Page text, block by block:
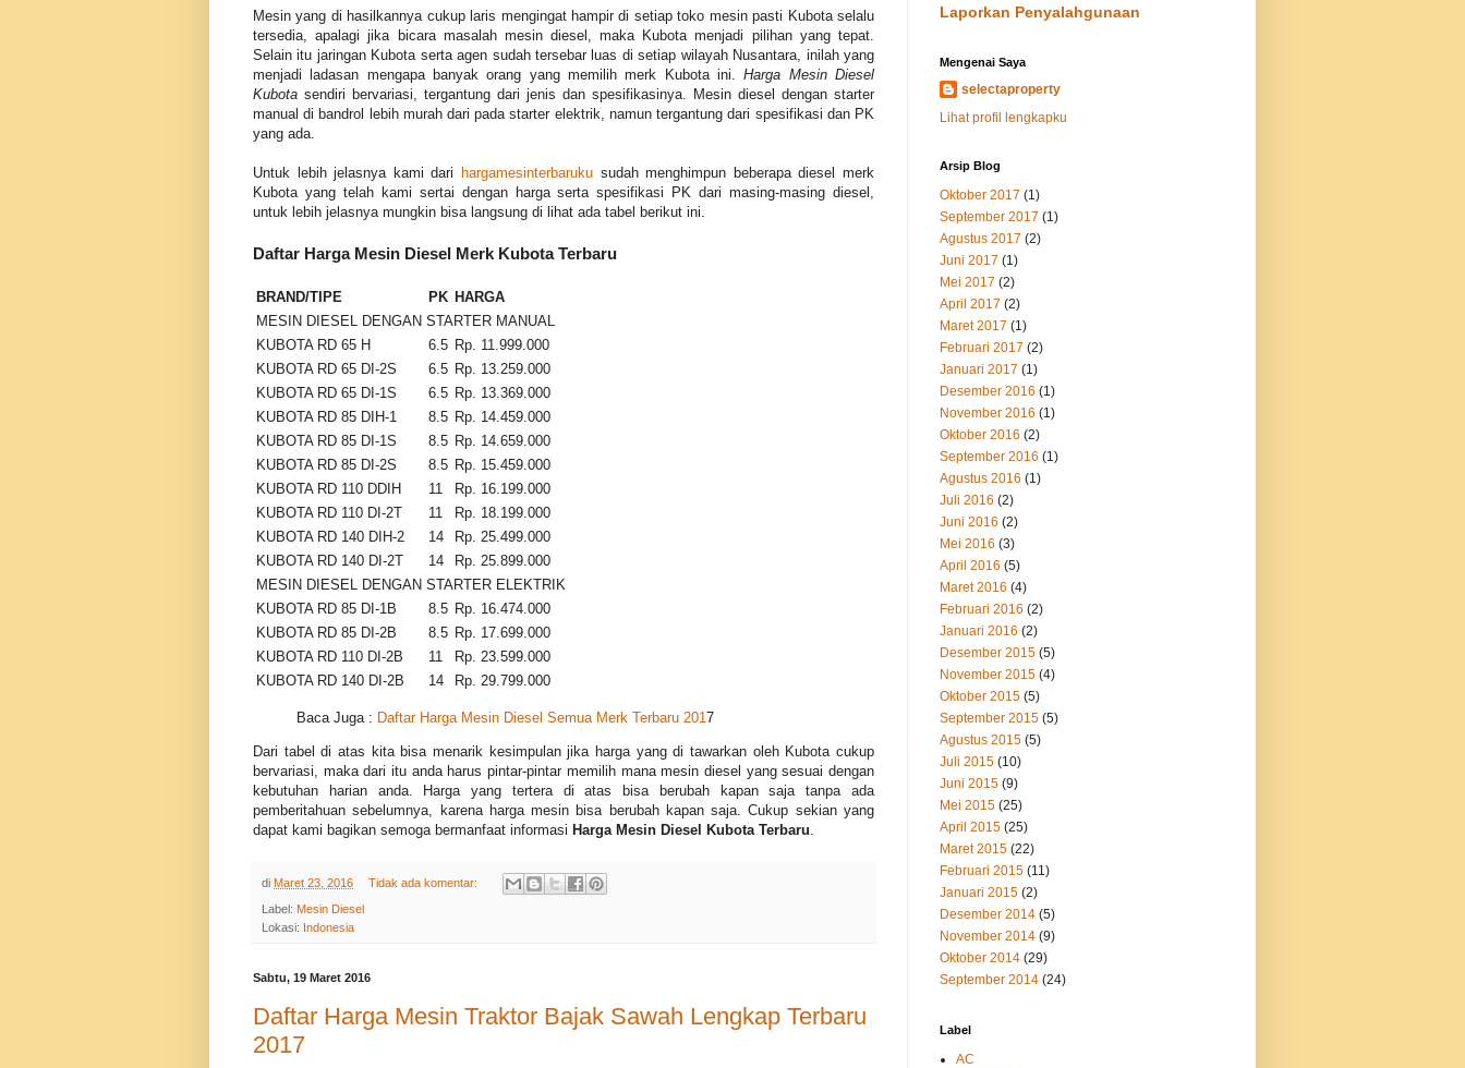
Mesin yang di hasilkannya cukup laris mengingat hampir di setiap toko mesin pasti Kubota selalu
tersedia, apalagi jika bicara masalah mesin diesel, maka Kubota menjadi pilihan yang tepat.
Selain itu jaringan Kubota serta agen sudah tersebar luas di setiap wilayah Nusantara, inilah yang
menjadi ladasan mengapa banyak orang yang memilih merk Kubota ini.Harga Mesin Diesel
Kubota sendiri bervariasi, tergantung dari jenis dan spesifikasinya. Mesin diesel dengan starter
manual di bandrol lebih murah dari pada starter elektrik, namun tergantung dari spesifikasi dan PK
yang ada.
Untuk lebih jelasnya kami dari hargamesinterbaruku sudah menghimpun beberapa diesel merk
Kubota yang telah kami sertai dengan harga serta spesifikasi PK dari masing-masing diesel,
untuk lebih jelasnya mungkin bisa langsung di lihat ada tabel berikut ini.
Daftar Harga Mesin Diesel Merk Kubota Terbaru
BRAND/TIPE PK HARGA
MESIN DIESEL DENGAN STARTER MANUAL
KUBOTA RD 65 H
6.5 Rp. 11.999.000
KUBOTA RD 65 DI-2S
6.5 Rp. 13.259.000
KUBOTA RD 65 DI-1S
6.5 Rp. 13.369.000
KUBOTA RD 85 DIH-1
8.5 Rp. 14.459.000
KUBOTA RD 85 DI-1S
8.5 Rp. 14.659.000
KUBOTA RD 85 DI-2S
8.5 Rp. 15.459.000
KUBOTA RD 110 DDIH
11
Rp. 16.199.000
KUBOTA RD 110 DI-2T
11
Rp. 18.199.000
KUBOTA RD 140 DIH-2
14
Rp. 25.499.000
KUBOTA RD 140 DI-2T
14
Rp. 25.899.000
MESIN DIESEL DENGAN STARTER ELEKTRIK
KUBOTA RD 85 DI-1B
8.5 Rp. 16.474.000
KUBOTA RD 85 DI-2B
8.5 Rp. 17.699.000
KUBOTA RD 110 DI-2B
11
Rp. 23.599.000
KUBOTA RD 140 DI-2B
14 Rp. 29.799.000
Baca Juga : Daftar Harga Mesin Diesel Semua Merk Terbaru 201 7
Dari tabel di atas kita bisa menarik kesimpulan jika harga yang di tawarkan oleh Kubota cukup
bervariasi, maka dari itu anda harus pintar-pintar memilih mana mesin diesel yang sesuai dengan
kebutuhan harian anda. Harga yang tertera di atas bisa berubah kapan saja tanpa ada
pemberitahuan sebelumnya, karena harga mesin bisa berubah kapan saja. Cukup sekian yang
dapat kami bagikan semoga bermanfaat informasi Harga Mesin Diesel Kubota Terbaru.
di Maret 23, 2016 Tidak ada komentar:
Label: Mesin Diesel
Lokasi: Indonesia
Sabtu, 19 Maret 2016
Daftar Harga Mesin Traktor Bajak Sawah Lengkap Terbaru
2017
Laporkan Penyalahgunaan
Mengenai Saya
selectaproperty
Lihat profil lengkapku
Arsip Blog
Oktober 2017 (1)
September 2017 (1)
Agustus 2017 (2)
Juni 2017 (1)
Mei 2017 (2)
April 2017 (2)
Maret 2017 (1)
Februari 2017 (2)
Januari 2017 (1)
Desember 2016 (1)
November 2016 (1)
Oktober 2016 (2)
September 2016 (1)
Agustus 2016 (1)
Juli 2016 (2)
Juni 2016 (2)
Mei 2016 (3)
April 2016 (5)
Maret 2016 (4)
Februari 2016 (2)
Januari 2016 (2)
Desember 2015 (5)
November 2015 (4)
Oktober 2015 (5)
September 2015 (5)
Agustus 2015 (5)
Juli 2015 (10)
Juni 2015 (9)
Mei 2015 (25)
April 2015 (25)
Maret 2015 (22)
Februari 2015 (11)
Januari 2015 (2)
Desember 2014 (5)
November 2014 (9)
Oktober 2014 (29)
September 2014 (24)
Label
AC